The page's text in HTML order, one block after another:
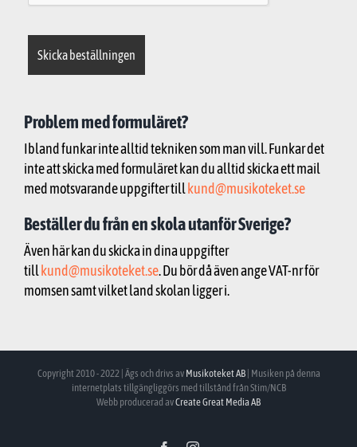
Problem med formuläret?
Ibland funkar inte alltid tekniken som man vill. Funkar det
inte att skicka med formuläret kan du alltid skicka ett mail
med motsvarande uppgifter tillkund@musikoteket.se
Beställer du från en skola utanför Sverige?
Även här kan du skicka in dina uppgifter
tillkund@musikoteket.se. Du bör då även ange VAT-nr för
momsen samt vilket land skolan ligger i.
Copyright 2010 - 2022 | Ägs och drivs av Musikoteket AB| Musiken på denna
internetplats tillgängliggörs med tillstånd från Stim/NCB
Webb producerad avCreate Great Media AB